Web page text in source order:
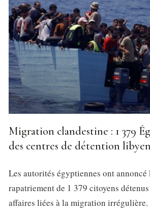
Migration clandestine : 1 379
des centres de détention
Les autorités égyptiennes ont
rapatriement de 1 379 citoyens
affaires liées à la migration irrégulière.